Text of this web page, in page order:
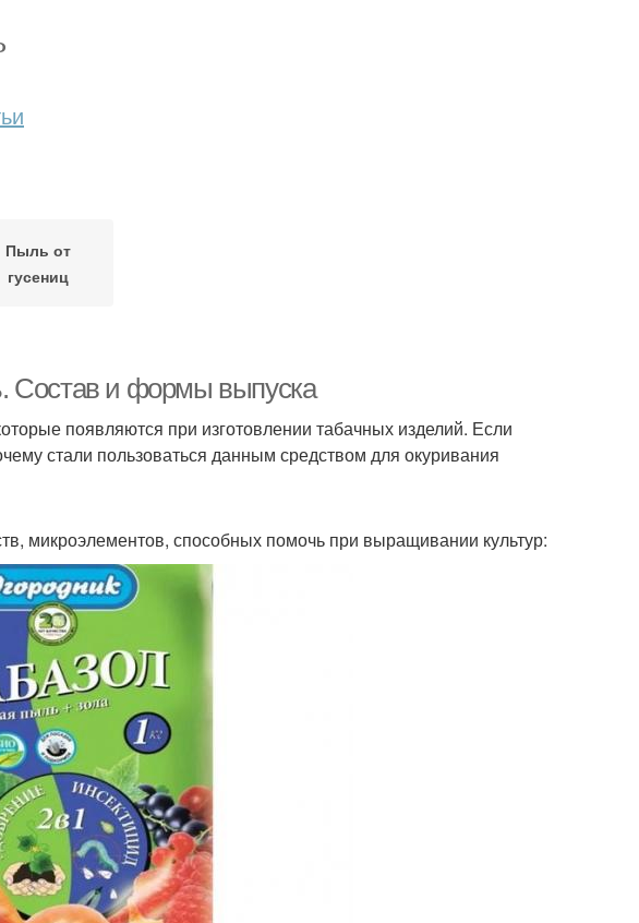
Пыль от
гусениц
Состав и формы выпуска
появляются при изготовлении табачных изделий. Если
стали пользоваться данным средством для окуривания
микроэлементов, способных помочь при выращивании культур: